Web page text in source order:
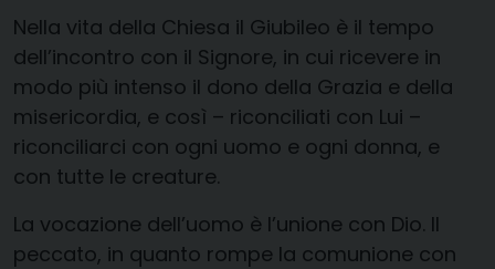
Nella vita della Chiesa il Giubileo è il tempo
dell’incontro con il Signore, in cui ricevere in
modo più intenso il dono della Grazia e della
misericordia, e così – riconciliati con Lui –
riconciliarci con ogni uomo e ogni donna, e
con tutte le creature.
La vocazione dell’uomo è l’unione con Dio. Il
peccato, in quanto rompe la comunione con